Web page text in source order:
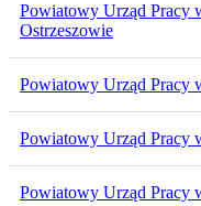
Powiatowy Urząd Pracy
Ostrzeszowie
Powiatowy Urząd Pracy
Powiatowy Urząd Pracy
Powiatowy Urząd Pracy